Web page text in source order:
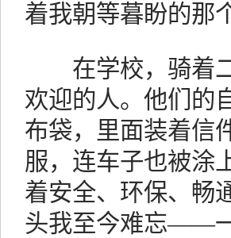
着我朝等暮盼的那
在学校，骑着二
欢迎的人。他们的
布袋，里面装着信
服，连车子也被涂
着安全、环保、畅
头我至今难忘——